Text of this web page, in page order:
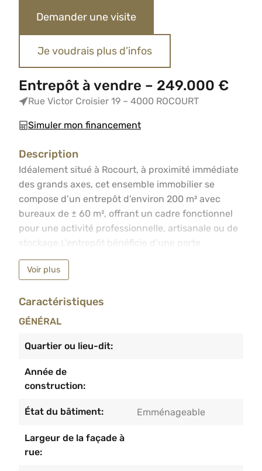
Demander une visite
Je voudrais plus d’infos
Entrepôt à vendre – 249.000 €
Rue Victor Croisier 19 – 4000 ROCOURT
Simuler mon financement
Description
Idéalement situé à Rocourt, à proximité immédiate
Idéalement situé à Rocourt, à proximité immédiate
des grands axes, cet ensemble immobilier se
compose d’un entrepôt d’environ 200 m² avec
bureaux de ± 60 m², offrant un cadre fonctionnel
pour une activité professionnelle, artisanale ou de
stockage.L’entrepôt bénéficie d’une porte
sectionnelle, d’un équipement en eau et
électricité. Le bien est également sécurisé par un
profitez d’un terrain de ± 500 m².Le bien se situe
au sein d’une petite copropriété.Informations
€/mois • RC net : 1.230 €Un bien idéal pour une
pratique et bien situé à Rocourt. Faire offre à partir
de 249.000€ sous réserve d’acceptation des
propriétaires.
Voir plus
Caractéristiques
GÉNÉRAL
Quartier ou lieu-dit:
Année de
construction:
État du bâtiment: Emménageable
Largeur de la façade à
rue: